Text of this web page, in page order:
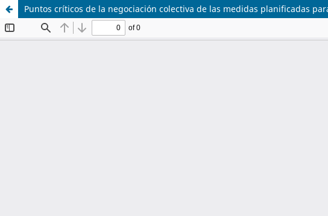
Puntos críticos de la negociación colectiva de las medidas planificadas